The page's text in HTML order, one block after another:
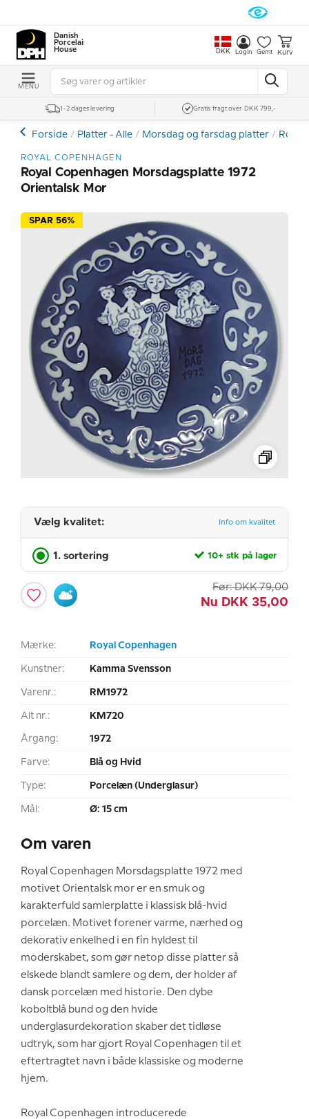
Danish
Porcelain
House
DKK Login Gemt Kurv
MENU
1-2 dages levering Gratis fragt over DKK 799,-
Forside Platter - Alle Morsdag og farsdag platter Royal
ROYAL COPENHAGEN
Royal Copenhagen Morsdagsplatte 1972
Orientalsk Mor
SPAR 56%
Vælg kvalitet: Info om kvalitet
1. sortering 10+ stk på lager
Før: DKK 79,00
Nu DKK 35,00
Mærke: Royal Copenhagen
Kunstner: Kamma Svensson
Varenr.: RM1972
Alt nr.: KM720
Årgang: 1972
Farve: Blå og Hvid
Type: Porcelæn (Underglasur)
Mål: Ø: 15 cm
Om varen
Royal Copenhagen Morsdagsplatte 1972 med
motivet Orientalsk mor er en smuk og
karakterfuld samlerplatte i klassisk blå-hvid
porcelæn. Motivet forener varme, nærhed og
dekorativ enkelhed i en fin hyldest til
moderskabet, som gør netop disse platter så
elskede blandt samlere og dem, der holder af
dansk porcelæn med historie. Den dybe
koboltblå bund og den hvide
underglasurdekoration skaber det tidløse
udtryk, som har gjort Royal Copenhagen til et
eftertragtet navn i både klassiske og moderne
hjem.
Royal Copenhagen introducerede